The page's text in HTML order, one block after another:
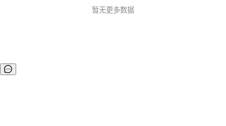
暂无更多数据